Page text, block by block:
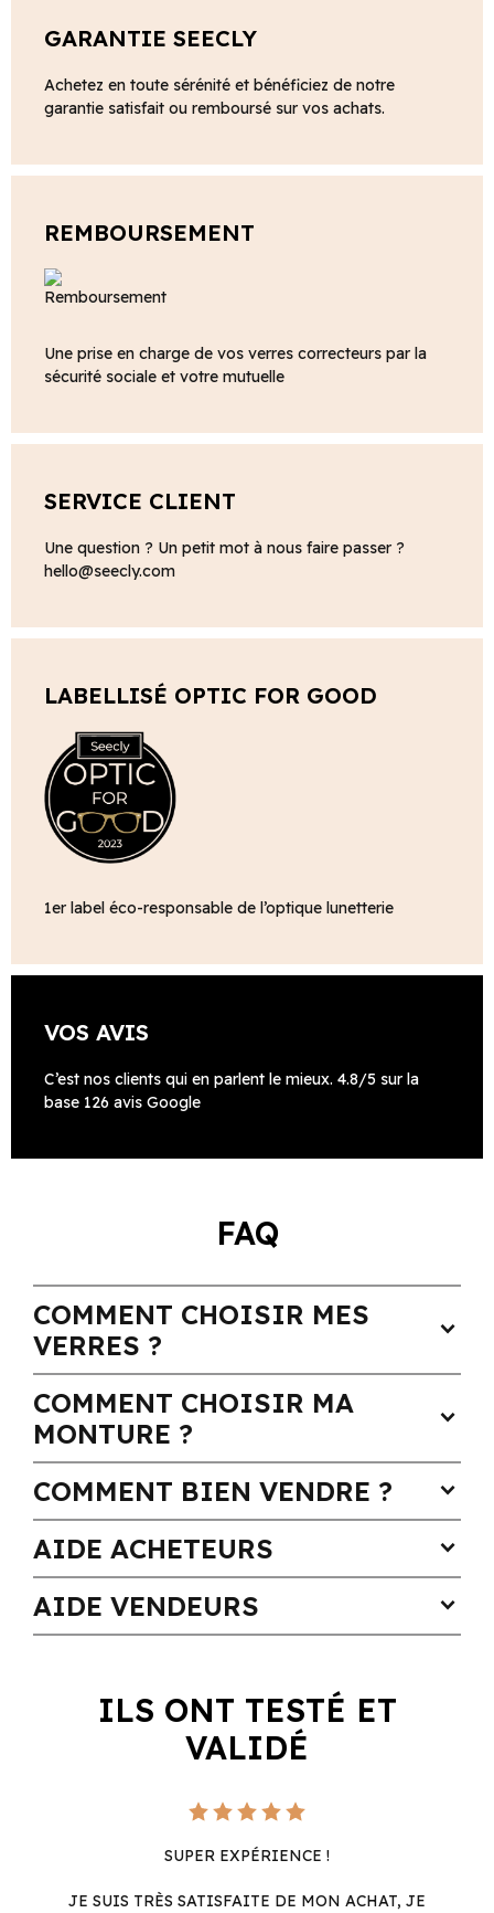
GARANTIE SEECLY
Achetez en toute sérénité et bénéficiez de notre
garantie satisfait ou remboursé sur vos achats.
REMBOURSEMENT
Une prise en charge de vos verres correcteurs par la
sécurité sociale et votre mutuelle
SERVICE CLIENT
Une question ? Un petit mot à nous faire passer ?
hello@seecly.com
LABELLISÉ OPTIC FOR GOOD
1er label éco-responsable de l’optique lunetterie
VOS AVIS
C’est nos clients qui en parlent le mieux. 4.8/5 sur la
base 126 avis Google
FAQ
COMMENT CHOISIR MES
VERRES ?
expand_more
COMMENT CHOISIR MA
MONTURE ?
expand_more
COMMENT BIEN VENDRE ? expand_more
AIDE ACHETEURS expand_more
AIDE VENDEURS expand_more
ILS ONT TESTÉ ET
VALIDÉ
SUPER EXPÉRIENCE !
JE SUIS TRÈS SATISFAITE DE MON ACHAT, JE